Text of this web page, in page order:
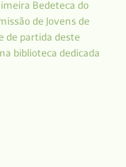
Bedeteca do
de Jovens de
de partida deste
biblioteca dedicada